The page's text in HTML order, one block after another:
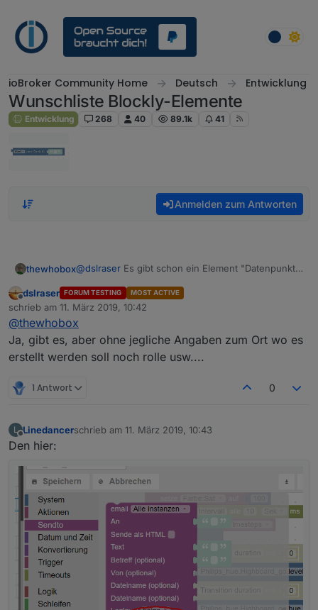
ioBroker Community Home Deutsch Entwicklung
Wunschliste Blockly-Elemente
Entwicklung 268 40 89.1k 41
Anmelden zum Antworten
thewhobox@dslraser Es gibt schon ein Element "Datenpunkt
Parameter Initialvalue und Commonobject
erweitern.
@LinedancerWas meinst du genau mit "Sendto
aussprechen"? Aus welchem Adapter hast du das?
Offline
dslraser FORUM TESTING MOST ACTIVE
schrieb am 11. März 2019, 10:42
zuletzt editiert von
@thewhobox
Ja, gibt es, aber ohne jegliche Angaben zum Ort wo es
erstellt werden soll noch rolle usw....
1 Antwort 0
L
Offline
Linedancerschrieb am 11. März 2019, 10:43
zuletzt editiert von
Den hier: